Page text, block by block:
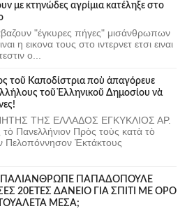
με κτηνώδες αγρίμια κατέληξε στο
"έγκυρες πήγες" μισάνθρωπων
η εικονα τους στο ιντερνετ ετσι ειναι
ο...
τοῦ Καποδίστρια ποὺ ἀπαγόρευε
τοῦ Ἑλληνικοῦ Δημοσίου νὰ
ΤΗΣ ΕΛΛΑΔΟΣ ΕΓΚΥΚΛΙΟΣ ΑΡ.
Πανελλήνιον Πρὸς τοὺς κατὰ τὸ
Πελοπόννησον Ἐκτάκτους
....ΠΑΛΙΑΝΘΡΩΠΕ ΠΑΠΑΔΟΠΟΥΛΕ
20ΕΤΕΣ ΔΑΝΕΙΟ ΓΙΑ ΣΠΙΤΙ ΜΕ ΟΡΟ
ΜΕΣΑ;